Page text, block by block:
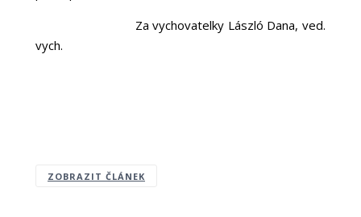
Za vychovatelky László Dana, ved.
vych.
ZOBRAZIT ČLÁNEK